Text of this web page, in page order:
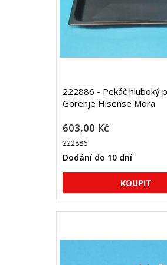
222886 - Pekáč hluboký
Gorenje Hisense Mora
603,00 Kč
222886
Dodání do 10 dní